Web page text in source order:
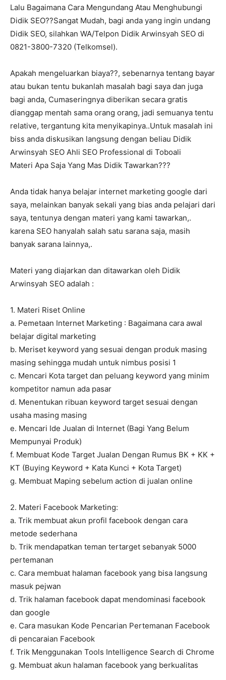
Lalu Bagaimana Cara Mengundang Atau Menghubungi
Didik SEO??Sangat Mudah, bagi anda yang ingin undang
Didik SEO, silahkan WA/Telpon Didik Arwinsyah SEO di
0821-3800-7320 (Telkomsel).
Apakah mengeluarkan biaya??, sebenarnya tentang bayar
atau bukan tentu bukanlah masalah bagi saya dan juga
bagi anda, Cumaseringnya diberikan secara gratis
dianggap mentah sama orang orang, jadi semuanya tentu
relative, tergantung kita menyikapinya..Untuk masalah ini
biss anda diskusikan langsung dengan beliau Didik
Arwinsyah SEO Ahli SEO Professional di Toboali
Materi Apa Saja Yang Mas Didik Tawarkan???
Anda tidak hanya belajar internet marketing google dari
saya, melainkan banyak sekali yang bias anda pelajari dari
saya, tentunya dengan materi yang kami tawarkan,.
karena SEO hanyalah salah satu sarana saja, masih
banyak sarana lainnya,.
Materi yang diajarkan dan ditawarkan oleh Didik
Arwinsyah SEO adalah :
1. Materi Riset Online
a. Pemetaan Internet Marketing : Bagaimana cara awal
belajar digital marketing
b. Meriset keyword yang sesuai dengan produk masing
masing sehingga mudah untuk nimbus posisi 1
c. Mencari Kota target dan peluang keyword yang minim
kompetitor namun ada pasar
d. Menentukan ribuan keyword target sesuai dengan
usaha masing masing
e. Mencari Ide Jualan di Internet (Bagi Yang Belum
Mempunyai Produk)
f. Membuat Kode Target Jualan Dengan Rumus BK + KK +
KT (Buying Keyword + Kata Kunci + Kota Target)
g. Membuat Maping sebelum action di jualan online
2. Materi Facebook Marketing:
a. Trik membuat akun profil facebook dengan cara
metode sederhana
b. Trik mendapatkan teman tertarget sebanyak 5000
pertemanan
c. Cara membuat halaman facebook yang bisa langsung
masuk pejwan
d. Trik halaman facebook dapat mendominasi facebook
dan google
e. Cara masukan Kode Pencarian Pertemanan Facebook
di pencaraian Facebook
f. Trik Menggunakan Tools Intelligence Search di Chrome
g. Membuat akun halaman facebook yang berkualitas